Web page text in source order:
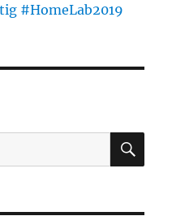
#HomeLab2019